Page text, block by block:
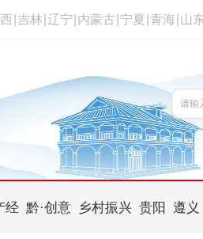
吉林 辽宁 内蒙古 宁夏 青海 山
经 黔·创意 乡村振兴 贵阳 遵义